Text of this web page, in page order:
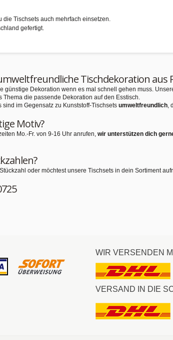
die Tischsets auch mehrfach einsetzen.
gefertigt.
Tischdekoration aus
günstige Dekoration wenn es mal schnell gehen muss.
die passende Dekoration auf den Esstisch.
im Gegensatz zu Kunststoff-Tischsets umweltfreundlich,
Motiv?
Mo.-Fr. von 9-16 Uhr anrufen, wir unterstützen dich
oder möchtest unsere Tischsets in dein Sortiment
WIR VERSENDEN
VERSAND IN DIE